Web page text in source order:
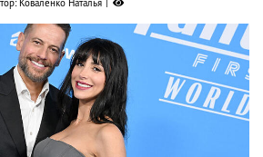
Коваленко Наталья